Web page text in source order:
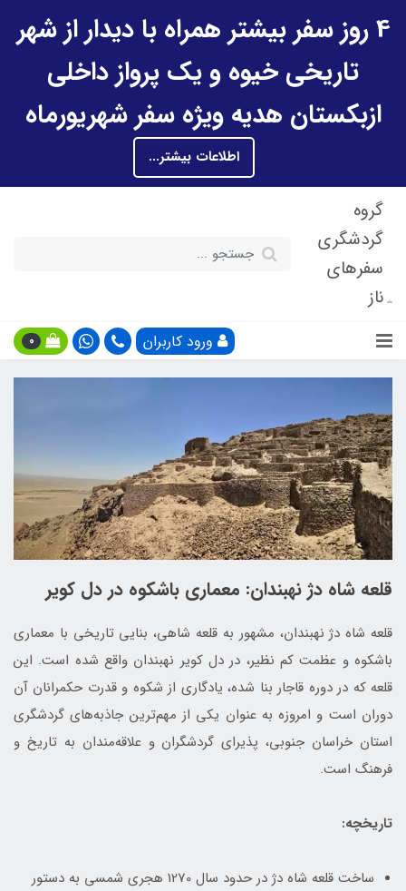
4 روز سفر بیشتر همراه با دیدار از شهر
تاریخی خیوه و یک پرواز داخلی
ازبکستان هدیه ویژه سفر شهریورماه
اطلاعات بیشتر...
گروه
گردشگری
سفرهای
ناز
ورود کاربران 0
قلعه شاه دژ نهبندان: معماری باشکوه در دل کویر
قلعه شاه دژ نهبندان، مشهور به قلعه شاهی، بنایی تاریخی با معماری
باشکوه و عظمت کم نظیر، در دل کویر نهبندان واقع شده است. این
قلعه که در دوره قاجار بنا شده، یادگاری از شکوه و قدرت حکمرانان آن
دوران است و امروزه به عنوان یکی از مهم‌ترین جاذبه‌های گردشگری
استان خراسان جنوبی، پذیرای گردشگران و علاقه‌مندان به تاریخ و
فرهنگ است.
تاریخچه:
ساخت قلعه شاه دژ در حدود سال 1270 هجری شمسی به دستور